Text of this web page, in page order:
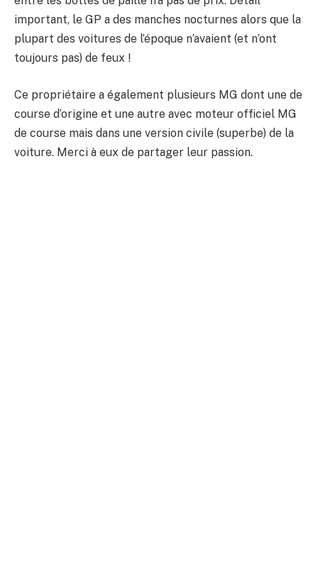
important, le GP a des manches nocturnes alors que la
plupart des voitures de l’époque n’avaient (et n’ont
toujours pas) de feux !
Ce propriétaire a également plusieurs MG dont une de
course d’origine et une autre avec moteur officiel MG
de course mais dans une version civile (superbe) de la
voiture. Merci à eux de partager leur passion.